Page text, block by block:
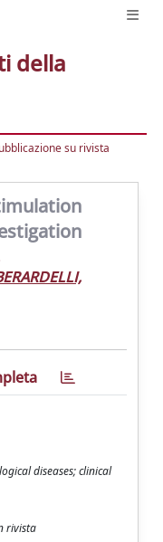
della
su rivista
diseases; clinical
rivista